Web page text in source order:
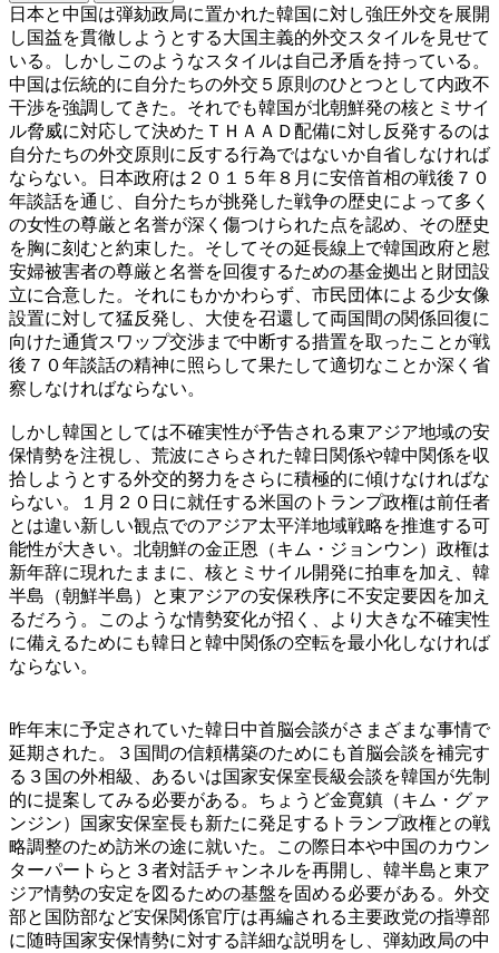
日本と中国は弾劾政局に置かれた韓国に対し強圧外交を展開
し国益を貫徹しようとする大国主義的外交スタイルを見せて
いる。しかしこのようなスタイルは自己矛盾を持っている。
中国は伝統的に自分たちの外交５原則のひとつとして内政不
干渉を強調してきた。それでも韓国が北朝鮮発の核とミサイ
ル脅威に対応して決めたＴＨＡＡＤ配備に対し反発するのは
自分たちの外交原則に反する行為ではないか自省しなければ
ならない。日本政府は２０１５年８月に安倍首相の戦後７０
年談話を通じ、自分たちが挑発した戦争の歴史によって多く
の女性の尊厳と名誉が深く傷つけられた点を認め、その歴史
を胸に刻むと約束した。そしてその延長線上で韓国政府と慰
安婦被害者の尊厳と名誉を回復するための基金拠出と財団設
立に合意した。それにもかかわらず、市民団体による少女像
設置に対して猛反発し、大使を召還して両国間の関係回復に
向けた通貨スワップ交渉まで中断する措置を取ったことが戦
後７０年談話の精神に照らして果たして適切なことか深く省
察しなければならない。
しかし韓国としては不確実性が予告される東アジア地域の安
保情勢を注視し、荒波にさらされた韓日関係や韓中関係を収
拾しようとする外交的努力をさらに積極的に傾けなければな
らない。１月２０日に就任する米国のトランプ政権は前任者
とは違い新しい観点でのアジア太平洋地域戦略を推進する可
能性が大きい。北朝鮮の金正恩（キム・ジョンウン）政権は
新年辞に現れたままに、核とミサイル開発に拍車を加え、韓
半島（朝鮮半島）と東アジアの安保秩序に不安定要因を加え
るだろう。このような情勢変化が招く、より大きな不確実性
に備えるためにも韓日と韓中関係の空転を最小化しなければ
ならない。
昨年末に予定されていた韓日中首脳会談がさまざまな事情で
延期された。３国間の信頼構築のためにも首脳会談を補完す
る３国の外相級、あるいは国家安保室長級会談を韓国が先制
的に提案してみる必要がある。ちょうど金寛鎮（キム・グァ
ンジン）国家安保室長も新たに発足するトランプ政権との戦
略調整のため訪米の途に就いた。この際日本や中国のカウン
ターパートらと３者対話チャンネルを再開し、韓半島と東ア
ジア情勢の安定を図るための基盤を固める必要がある。外交
部と国防部など安保関係官庁は再編される主要政党の指導部
に随時国家安保情勢に対する詳細な説明をし、弾劾政局の中